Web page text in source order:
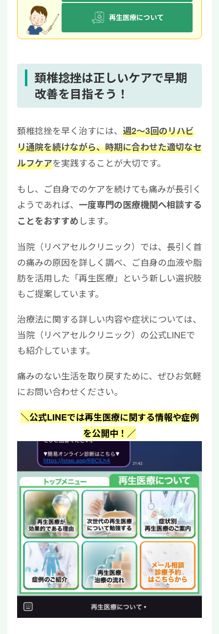
再生医療について
頚椎捻挫は正しいケアで早期
改善を目指そう！
頚椎捻挫を早く治すには、 週2〜3回のリハビ
リ通院を続けながら、時期に合わせた適切なセ
ルフケアを実践することが大切です。
もし、ご自身でのケアを続けても痛みが長引く
ようであれば、 一度専門の医療機関へ相談する
ことをおすすめ します。
当院（リペアセルクリニック）では、長引く首
の痛みの原因を詳しく調べ、ご自身の血液や脂
肪を活用した「再生医療」という新しい選択肢
もご提案しています。
治療法に関する詳しい内容や症状については、
当院（リペアセルクリニック）の公式LINEで
も紹介しています。
痛みのない生活を取り戻すために、ぜひお気軽
にお問い合わせください。
＼公式LINEでは再生医療に関する情報や症例
を公開中！／